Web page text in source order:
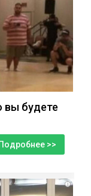
вы будете
Подробнее >>
i